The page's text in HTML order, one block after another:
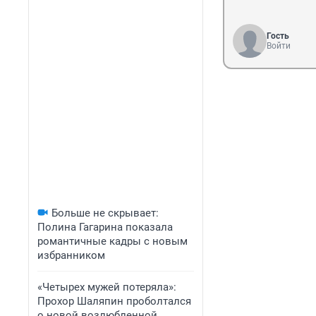
Больше не скрывает:
Полина Гагарина показала
романтичные кадры с новым
избранником
«Четырех мужей потеряла»:
Прохор Шаляпин проболтался
Гость
Войти